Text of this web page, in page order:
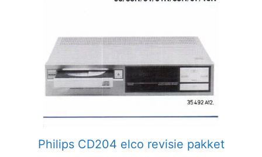
Philips CD204 elco revisie pakket